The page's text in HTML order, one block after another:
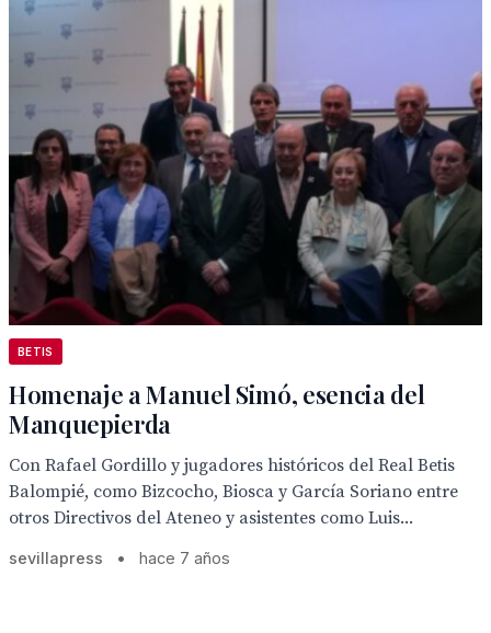
BETIS
Homenaje a Manuel Simó, esencia del
Manquepierda
Con Rafael Gordillo y jugadores históricos del Real Betis
Balompié, como Bizcocho, Biosca y García Soriano entre
otros Directivos del Ateneo y asistentes como Luis...
sevillapress • hace 7 años